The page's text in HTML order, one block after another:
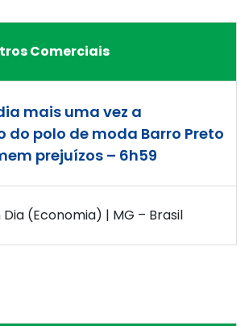
Comerciais
mais uma vez a
do polo de moda Barro Preto
prejuízos – 6h59
(Economia) | MG – Brasil